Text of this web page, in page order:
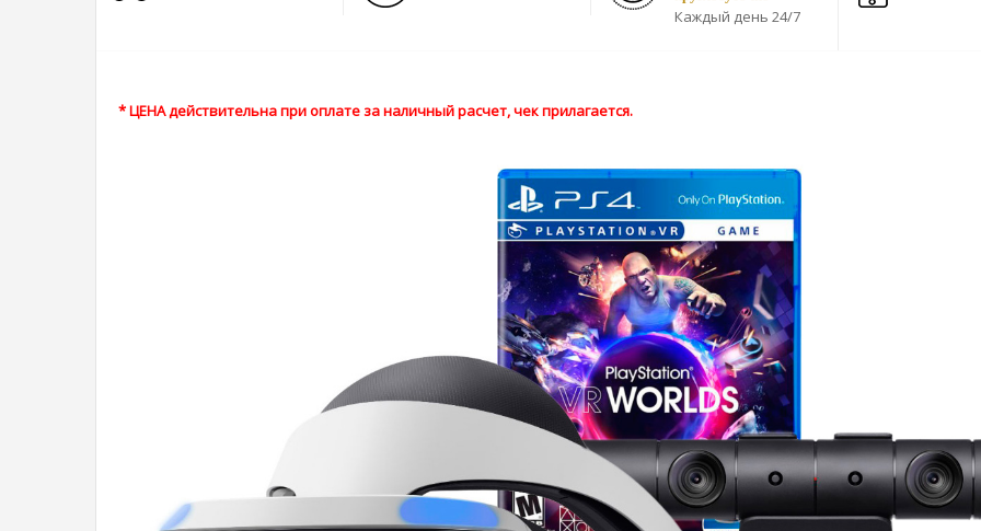
Каждый день 24/7
* ЦЕНА действительна при оплате за наличный расчет, чек прилагается.